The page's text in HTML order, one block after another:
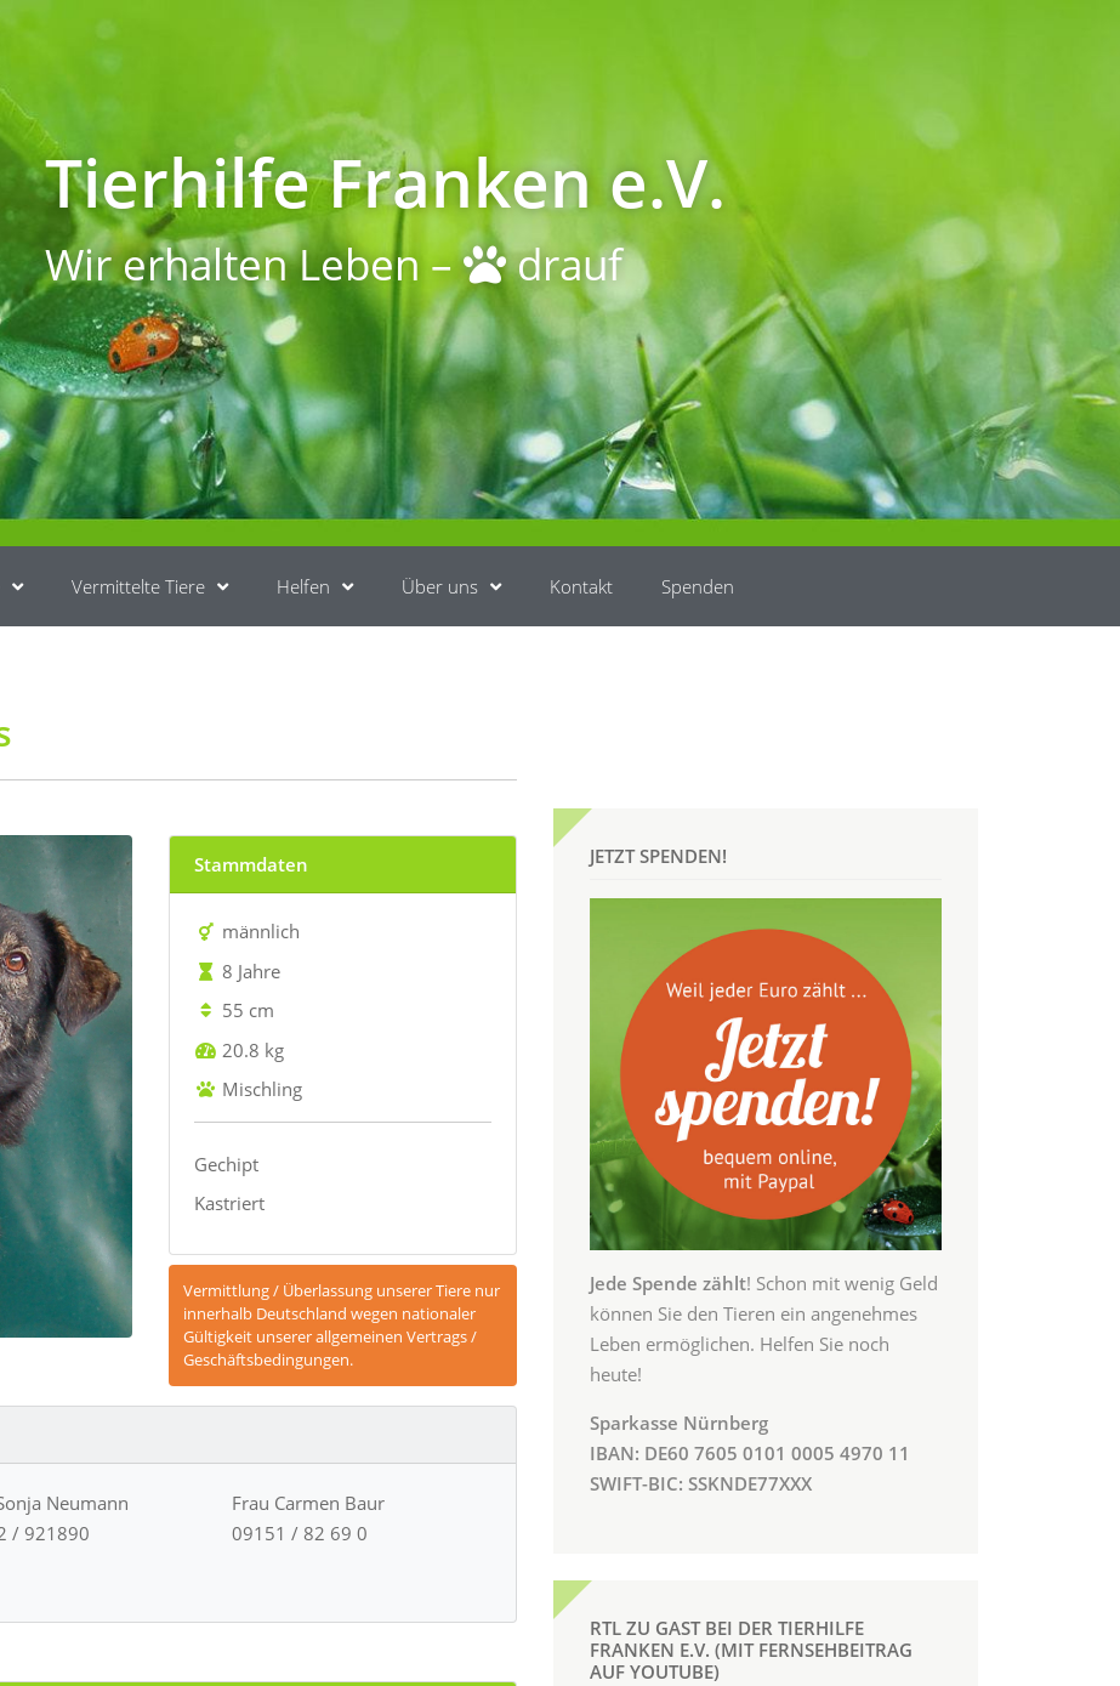
Tierhilfe Franken e.V.
Wir erhalten Leben – drauf
Vermittelte Tiere Helfen Über uns Kontakt Spenden
Stammdaten
männlich
8 Jahre
55 cm
20.8 kg
Mischling
Gechipt
Kastriert
Vermittlung / Überlassung unserer Tiere nur
innerhalb Deutschland wegen nationaler
Gültigkeit unserer allgemeinen Vertrags /
Geschäftsbedingungen.
Neumann
/ 921890
Frau Carmen Baur
09151 / 82 69 0
JETZT SPENDEN!
Jede Spende zählt! Schon mit wenig Geld
können Sie den Tieren ein angenehmes
Leben ermöglichen. Helfen Sie noch
heute!
Sparkasse Nürnberg
IBAN: DE60 7605 0101 0005 4970 11
SWIFT-BIC: SSKNDE77XXX
RTL ZU GAST BEI DER TIERHILFE
FRANKEN E.V. (MIT FERNSEHBEITRAG
AUF YOUTUBE)